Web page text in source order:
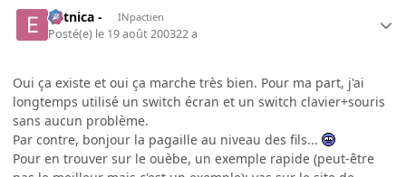
- etnica - INpactien
Posté(e) le 19 août 200322 a
Oui ça existe et oui ça marche très bien. Pour ma part, j'ai
longtemps utilisé un switch écran et un switch clavier+souris
sans aucun problème.
Par contre, bonjour la pagaille au niveau des fils...
Pour en trouver sur le ouèbe, un exemple rapide (peut-être